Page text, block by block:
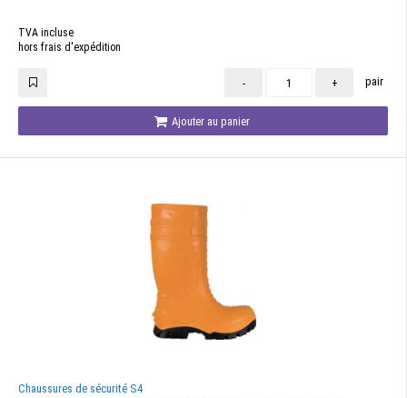
TVA incluse
hors frais d'expédition
- + pair
Ajouter au panier
Chaussures de sécurité S4